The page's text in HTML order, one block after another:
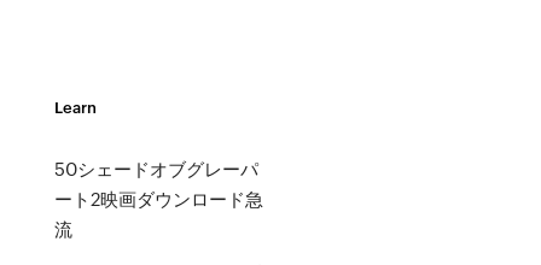
Learn
50シェードオブグレーパ
ート2映画ダウンロード急
流